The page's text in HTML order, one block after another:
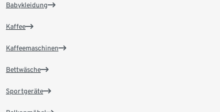
Babykleidung
Kaffee
Kaffeemaschinen
Bettwäsche
Sportgeräte